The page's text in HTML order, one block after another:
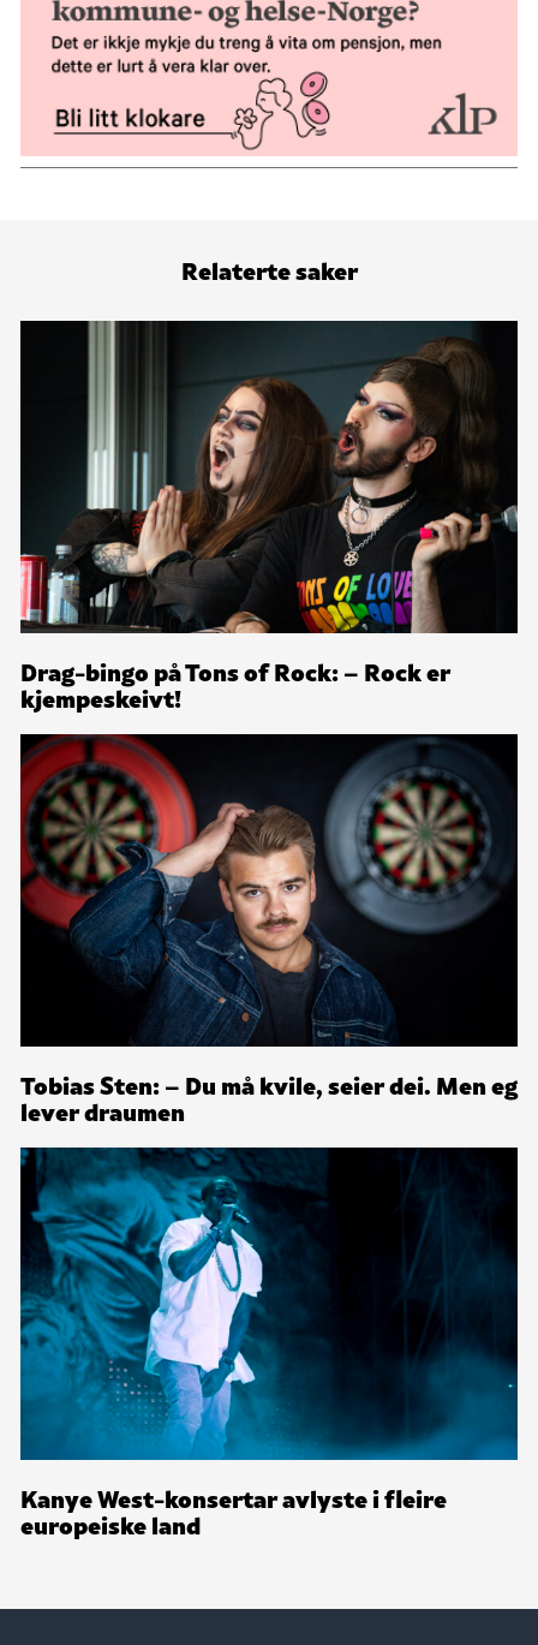
Relaterte saker
Drag-bingo på Tons of Rock: – Rock er
kjempeskeivt!
Tobias Sten: – Du må kvile, seier dei. Men eg
lever draumen
Kanye West-konsertar avlyste i fleire
europeiske land